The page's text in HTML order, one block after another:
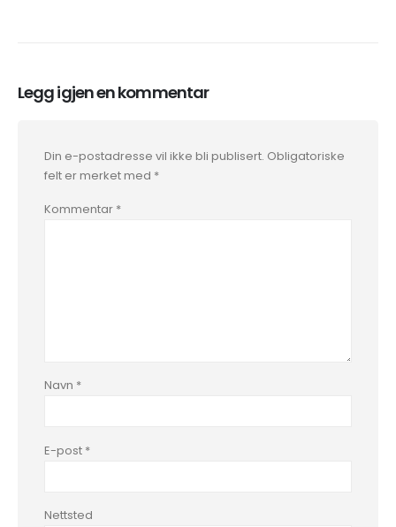
Legg igjen en kommentar
Din e-postadresse vil ikke bli publisert. Obligatoriske
felt er merket med *
Kommentar *
Navn *
E-post *
Nettsted